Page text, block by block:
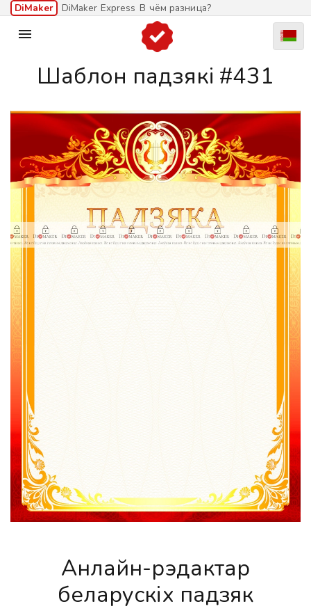
DiMaker DiMaker Express В чём разница?

Шаблон падзякі #431
Анлайн-рэдактар
беларускіх падзяк